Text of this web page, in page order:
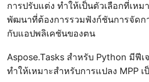
การปรับแต่ง ทำให้เป็นตัวเลือกที่เห
พัฒนาที่ต้องการรวมฟังก์ชันการจัดก
กับแอปพลิเคชันของตน
Aspose.Tasks สำหรับ Python มีฟีเ
ทำให้เหมาะสำหรับการแปลง MPP เ